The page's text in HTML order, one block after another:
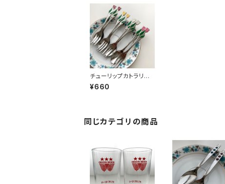
チューリップカトラリー
セット
¥660
同じカテゴリの商品